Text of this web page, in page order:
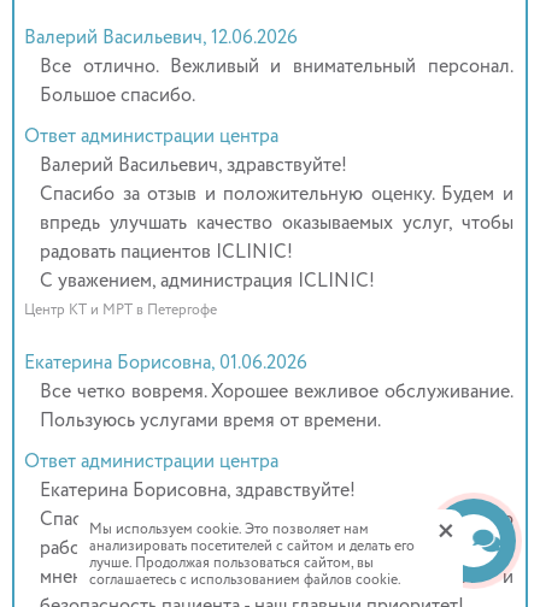
Валерий Васильевич, 12.06.2026
Все отлично. Вежливый и внимательный персонал.
Большое спасибо.
Ответ администрации центра
Валерий Васильевич, здравствуйте!
Спасибо за отзыв и положительную оценку. Будем и
впредь улучшать качество оказываемых услуг, чтобы
радовать пациентов ICLINIC!
С уважением, администрация ICLINIC!
Центр КТ и МРТ в Петергофе
Екатерина Борисовна, 01.06.2026
Все четко вовремя. Хорошее вежливое обслуживание.
Пользуюсь услугами время от времени.
Ответ администрации центра
Екатерина Борисовна, здравствуйте!
Спасибо, что уделили время и оставили отзыв о
работе нашего диагностического центра. Нам важно
мнение каждого пациента, ведь комфорт и
Мы используем cookie. Это позволяет нам
анализировать посетителей с сайтом и делать его
лучше. Продолжая пользоваться сайтом, вы
соглашаетесь с использованием файлов cookie.
+